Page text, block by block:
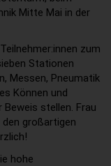
Mitte Mai in der
zum
Stationen
Messen, Pneumatik
Können und
stellen. Frau
großartigen
hohe